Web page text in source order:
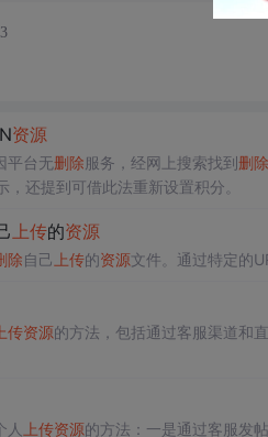
资源
平台无删除服务，经网上搜索找到删除
，还提到可借此法重新设置积分。
上传的资源
除自己 上传的资源文件。通过特定的
上传资源的方法，包括通过客服渠道和
人 上传资源的方法：一是通过客服发帖